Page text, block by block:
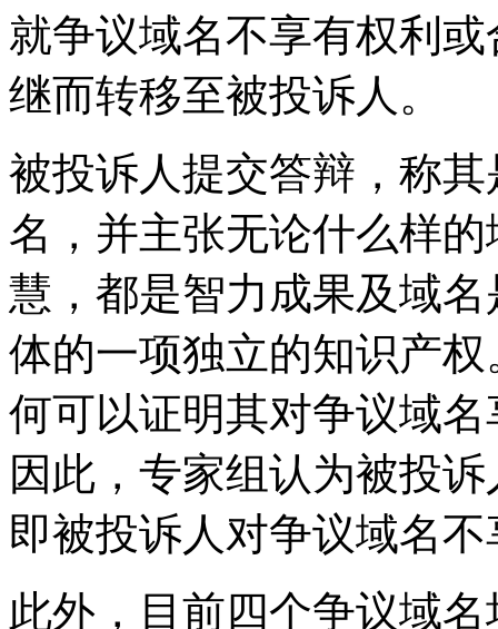
就争议域名不享有权利
继而转移至被投诉人。
被投诉人提交答辩，称
名，并主张无论什么样
慧，都是智力成果及域
体的一项独立的知识产
何可以证明其对争议域
因此，专家组认为被投
即被投诉人对争议域名
此外，目前四个争议域